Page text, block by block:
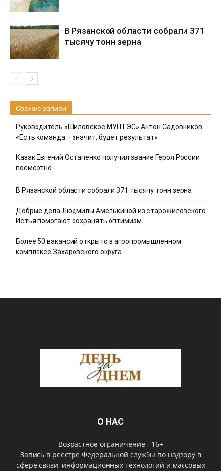
В Рязанской области собрали 371
тысячу тонн зерна
Свежие записи
Руководитель «Шиловское МУПТЭС» Антон Садовников:
«Есть команда – значит, будет результат»
Казак Евгений Остапенко получил звание Героя России
посмертно
В Рязанской области собрали 371 тысячу тонн зерна
Добрые дела Людмилы Амелькиной из старожиловского
Истья помогают сохранять оптимизм
Более 50 вакансий открыто в агропромышленном
комплексе Захаровского округа
О НАС
Возрастное ограничение - 16+
Запись в реестре Федеральной службы по надзору в
сфере связи, информационных технологий и массовых